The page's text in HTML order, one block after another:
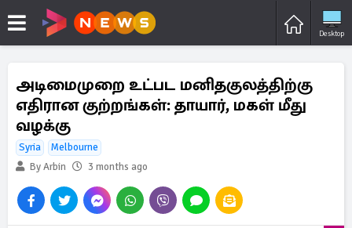
Desktop
அடிமைமுறை உட்பட மனிதகுலத்திற்கு
எதிரான குற்றங்கள்: தாயார், மகள் மீது
வழக்கு
Syria
Melbourne
By Arbin
3 months ago